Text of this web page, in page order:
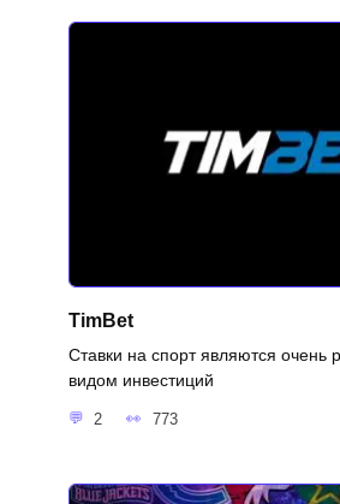
TimBet
Ставки на спорт являются очень
видом инвестиций
2 773